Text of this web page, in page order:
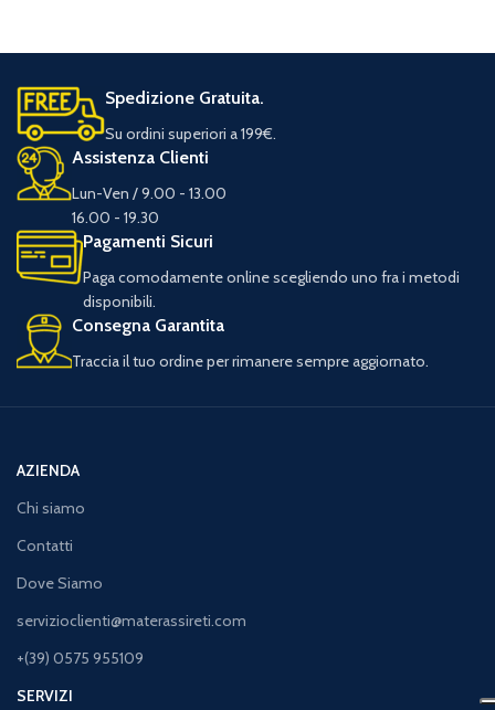
Spedizione Gratuita.
Su ordini superiori a 199€.
Assistenza Clienti
Lun-Ven / 9.00 - 13.00
16.00 - 19.30
Pagamenti Sicuri
Paga comodamente online scegliendo uno fra i metodi
disponibili.
Consegna Garantita
Traccia il tuo ordine per rimanere sempre aggiornato.
AZIENDA
Chi siamo
Contatti
Dove Siamo
servizioclienti@materassireti.com
+(39) 0575 955109
SERVIZI